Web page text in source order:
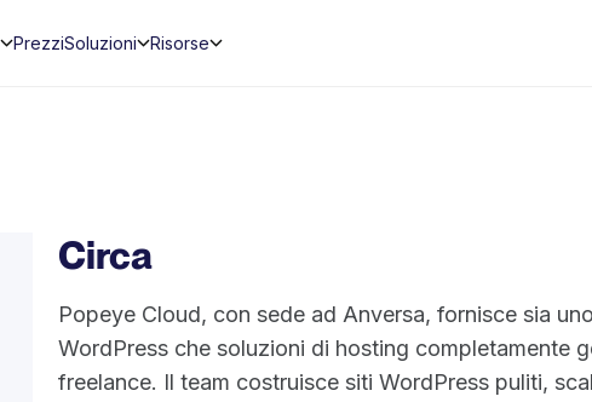
PrezziSoluzioni Risorse
Circa
Popeye Cloud, con sede ad Anversa, fornisce sia
WordPress che soluzioni di hosting completamente
freelance. Il team costruisce siti WordPress puliti,